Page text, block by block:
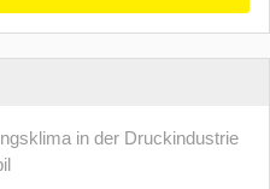
in der Druckindustrie